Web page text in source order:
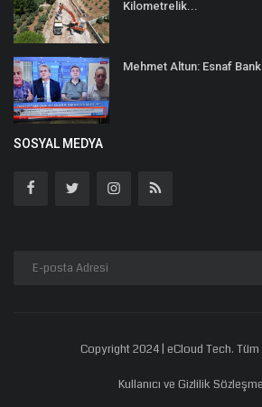
Kilometrelik...
Mehmet Altun: Esnaf
SOSYAL MEDYA
Copyright 2024 | eCloud Tech. Tüm
Kullanıcı ve Gizlilik